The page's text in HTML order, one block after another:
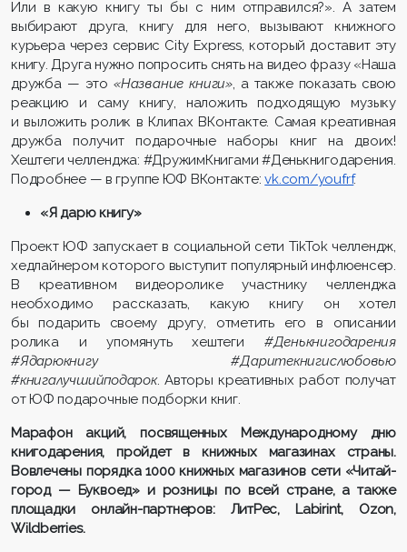
Или в какую книгу ты бы с ним отправился?». А затем
выбирают друга, книгу для него, вызывают книжного
курьера через сервис City Express, который доставит эту
книгу. Друга нужно попросить снять на видео фразу «Наша
дружба — это«Название книги», а также показать свою
реакцию и саму книгу, наложить подходящую музыку
и выложить ролик в Клипах ВКонтакте. Самая креативная
дружба получит подарочные наборы книг на двоих!
Хештеги челленджа: #ДружимКнигами #Денькнигодарения.
Подробнее — в группе ЮФ ВКонтакте:vk.com/youfrf.
«Я дарю книгу»
Проект ЮФ запускает в социальной сети TikTok челлендж,
хедлайнером которого выступит популярный инфлюенсер.
В креативном видеоролике участнику челленджа
необходимо рассказать, какую книгу он хотел
бы подарить своему другу, отметить его в описании
ролика и упомянуть хештеги #Денькнигодарения
#Ядарюкнигу #Даритекнигислюбовью
#книгалучшийподарок. Авторы креативных работ получат
от ЮФ подарочные подборки книг.
Марафонакций, посвященных Международному дню
книгодарения, пройдет в книжных магазинах страны.
Вовлечены порядка 1000 книжных магазинов сети «Читай-
город — Буквоед» и розницы по всей стране, а также
площадки онлайн-партнеров: ЛитРес, Labirint, Ozon,
Wildberries.